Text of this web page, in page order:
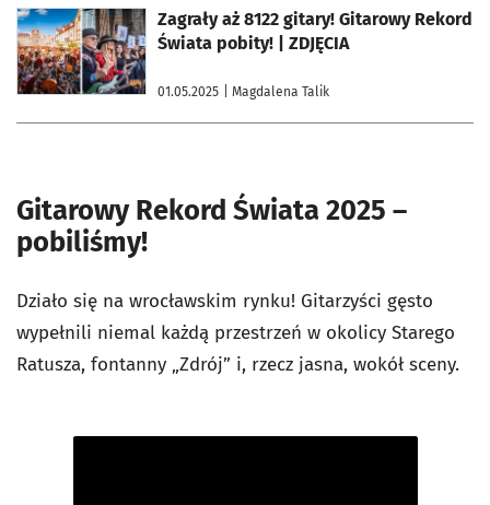
Zagrały aż 8122 gitary! Gitarowy Rekord
Świata pobity! | ZDJĘCIA
01.05.2025 | Magdalena Talik
otworzy się w nowej karcie
Gitarowy Rekord Świata 2025 –
pobiliśmy!
Działo się na wrocławskim rynku! Gitarzyści gęsto
wypełnili niemal każdą przestrzeń w okolicy Starego
Ratusza, fontanny „Zdrój” i, rzecz jasna, wokół sceny.